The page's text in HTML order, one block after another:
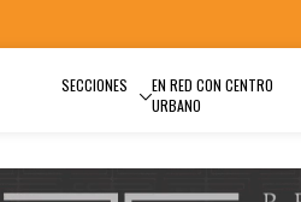
SECCIONES
EN RED CON CENTRO
URBANO